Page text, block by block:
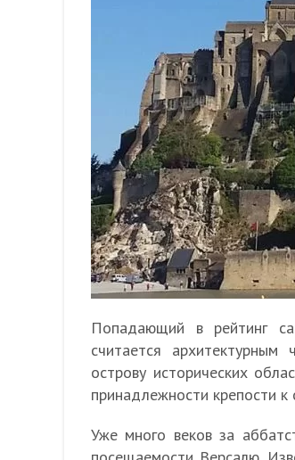
Попадающий в рейтинг
считается
острову исторических
принадлежности крепости к
Уже много веков за